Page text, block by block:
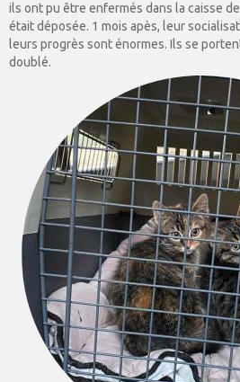
ils ont pu être enfermés dans la caisse
était déposée. 1 mois apès, leur
leurs progrès sont énormes. Ils se
doublé.